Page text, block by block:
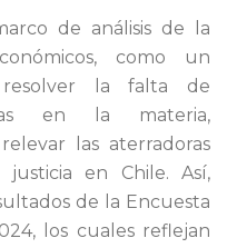
de análisis de la
como un
la falta de
en la materia,
las aterradoras
en Chile. Así,
de la Encuesta
los cuales reflejan